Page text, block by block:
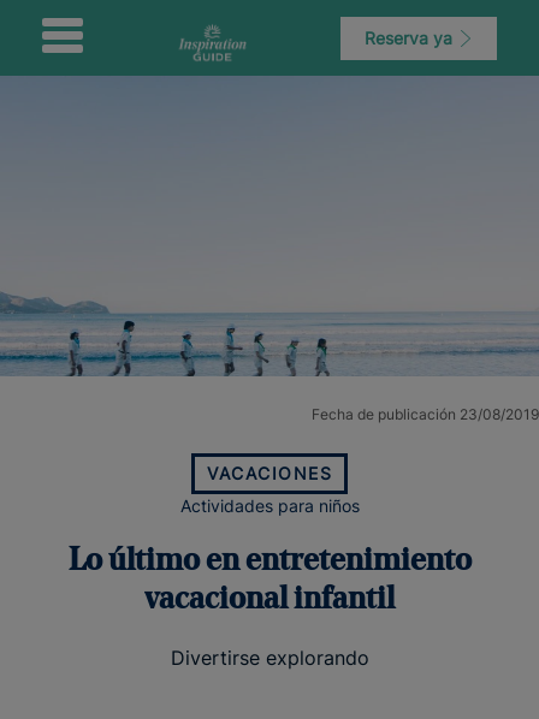
Reserva ya
Fecha de publicación 23/08/2019
VACACIONES
Actividades para niños
Lo último en entretenimiento
vacacional infantil
Divertirse explorando